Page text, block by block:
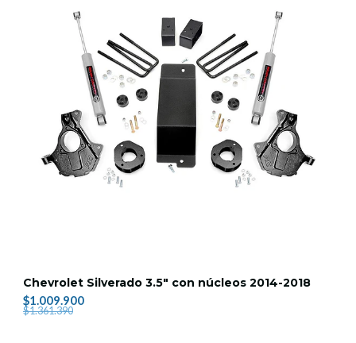
Chevrolet Silverado 3.5" con núcleos 2014-2018
$1.009.900
$1.361.390